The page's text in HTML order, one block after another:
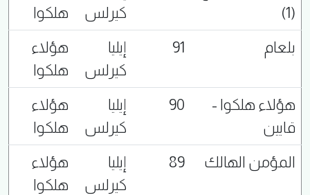
(1)
كيرلس
هلكوا
بلعام
91
إيليا
كيرلس
هؤلاء
هلكوا
هؤلاء هلكوا -
قايين
90
إيليا
كيرلس
هؤلاء
هلكوا
المؤمن الهالك
89
إيليا
كيرلس
هؤلاء
هلكوا